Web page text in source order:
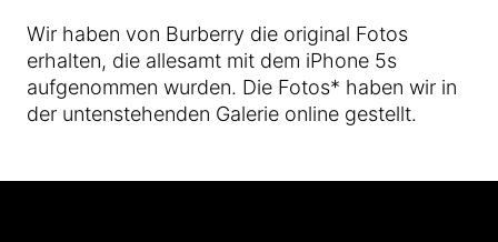
Wir haben von Burberry die original Fotos
erhalten, die allesamt mit dem iPhone 5s
aufgenommen wurden. Die Fotos* haben wir in
der untenstehenden Galerie online gestellt.